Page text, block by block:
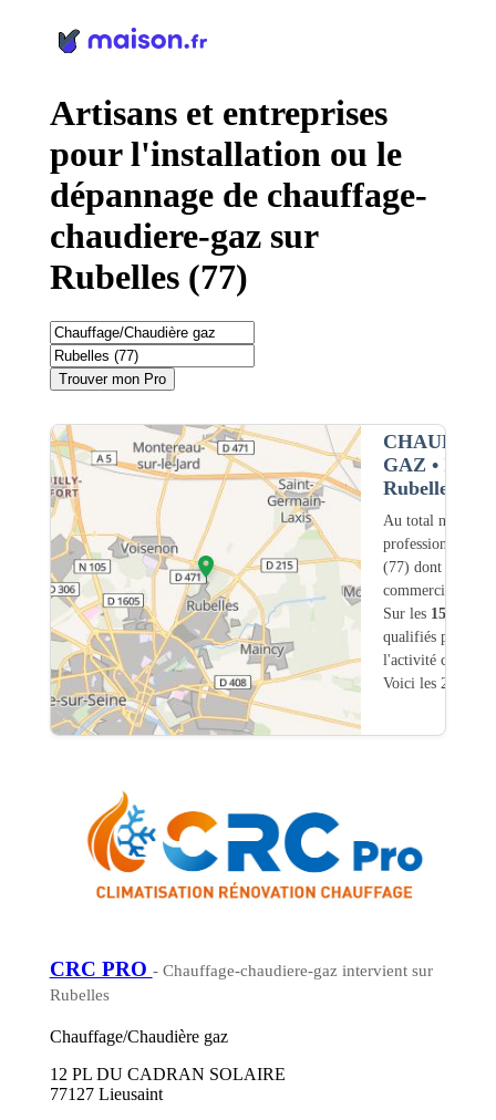
Artisans et entreprises
pour l'installation ou le
dépannage de chauffage-
chaudiere-gaz sur
Rubelles (77)
Trouver mon Pro
GAZ •
Rubelles (77)
Au total nous
professionnels
(77) dont
commerciale
Sur les 153
qualifiés pour
l'activité
Voici les 20
CRC PRO - Chauffage-chaudiere-gaz intervient sur
Rubelles
Chauffage/Chaudière gaz
12 PL DU CADRAN SOLAIRE
77127 Lieusaint